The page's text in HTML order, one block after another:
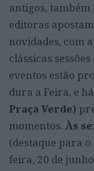
antigos, também
editoras
novidades, com
clássicas
eventos estão
dura a Feira, e
Praça Verde)
momentos. Às
(destaque para
feira, 20 de